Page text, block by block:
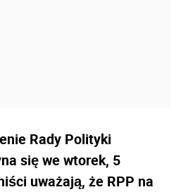
Rady Polityki
się we wtorek, 5
uważają, że RPP na